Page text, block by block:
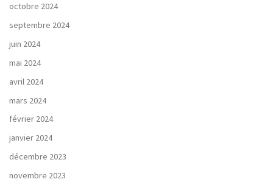
octobre 2024
septembre 2024
juin 2024
mai 2024
avril 2024
mars 2024
février 2024
janvier 2024
décembre 2023
novembre 2023